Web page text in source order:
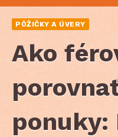
PÔŽIČKY A ÚVERY
Ako
ponuky: